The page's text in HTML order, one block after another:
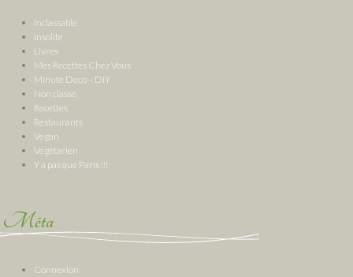
Inclassable
Insolite
Livres
Mes Recettes Chez Vous
Minute Deco – DIY
Non classé
Recettes
Restaurants
Vegan
Végétarien
Y a pas que Paris !!!
Méta
Connexion